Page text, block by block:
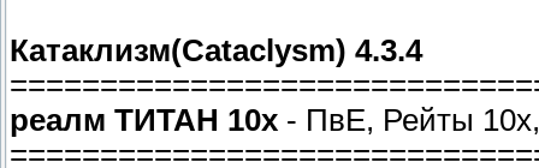
Катаклизм(Cataclysm) 4.3.4
реалм ТИТАН 10х - ПвЕ, Рейты